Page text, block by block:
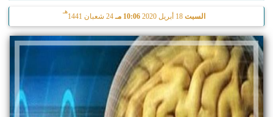
السبت 10:06 مـ 24 شعبان 1441
هـ